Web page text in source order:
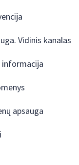
Vidinis kanalas
apsauga